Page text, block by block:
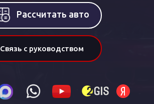
Связь с руководством
Рассчитать авто